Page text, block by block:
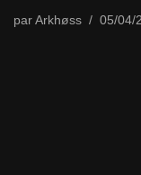
par Arkhøss 05/04/